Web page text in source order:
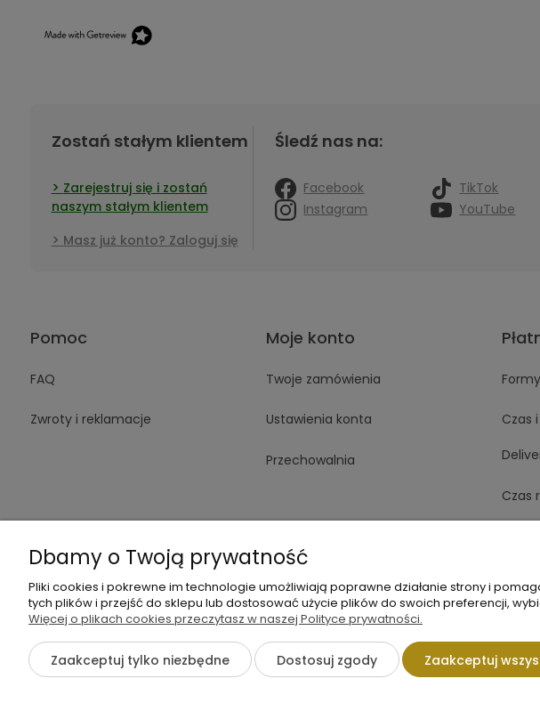
Zostań stałym klientem
Zarejestruj się i zostań
naszym stałym klientem
Masz już konto? Zaloguj się
Śledź nas na:
Facebook
TikTok
Instagram
YouTube
Pomoc
FAQ
Zwroty i reklamacje
Moje konto
Twoje zamówienia
Ustawienia konta
Przechowalnia
Czas
Czas
+48 605 141 363 Napisz
Dbamy o Twoją prywatność
Pliki cookies i pokrewne im technologie umożliwiają poprawne działanie strony i
tych plików i przejść do sklepu lub dostosować użycie plików do swoich preferencji,
Więcej o plikach cookies przeczytasz w naszej Polityce prywatności.
Zaakceptuj tylko niezbędne Dostosuj zgody Zaakceptuj